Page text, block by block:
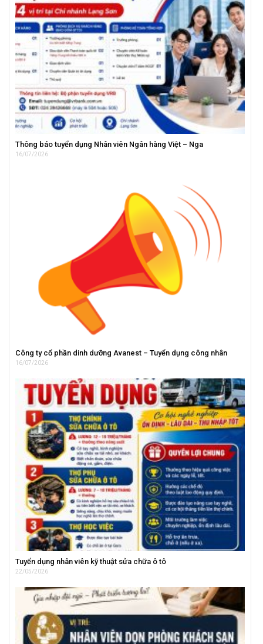
Thông báo tuyển dụng Nhân viên Ngân hàng Việt – Nga
16/07/2026
Công ty cổ phần dinh dưỡng Avanest – Tuyển dụng công nhân
16/07/2026
Tuyển dụng nhân viên kỹ thuật sửa chữa ô tô
22/05/2026